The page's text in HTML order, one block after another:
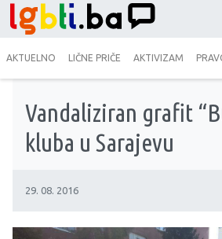
AKTUELNO LIČNE PRIČE AKTIVIZAM
Vandaliziran grafit
kluba u Sarajevu
29. 08. 2016